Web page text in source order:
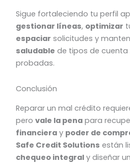
Sigue fortaleciendo tu perfil
gestionar líneas, optimizar
espaciar solicitudes y
saludable de tipos de
probadas.
Conclusión
Reparar un mal crédito
perovale la pena para
financiera y poder de
Safe Credit Solutions están
chequeo integral y diseñar un